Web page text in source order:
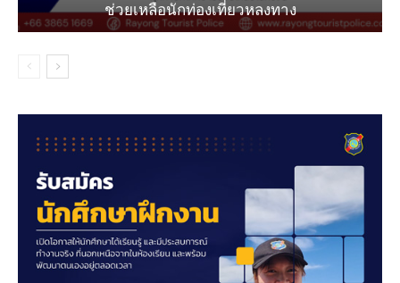
ช่วยเหลือนักท่องเที่ยวหลงทาง